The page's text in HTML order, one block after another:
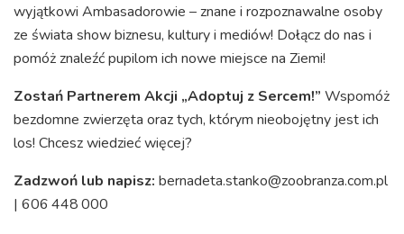
wyjątkowi Ambasadorowie – znane i rozpoznawalne osoby
ze świata show biznesu, kultury i mediów! Dołącz do nas i
pomóż znaleźć pupilom ich nowe miejsce na Ziemi!
Zostań Partnerem Akcji „Adoptuj z Sercem!” Wspomóż
bezdomne zwierzęta oraz tych, którym nieobojętny jest ich
los! Chcesz wiedzieć więcej?
Zadzwoń lub napisz: bernadeta.stanko@zoobranza.com.pl
| 606 448 000